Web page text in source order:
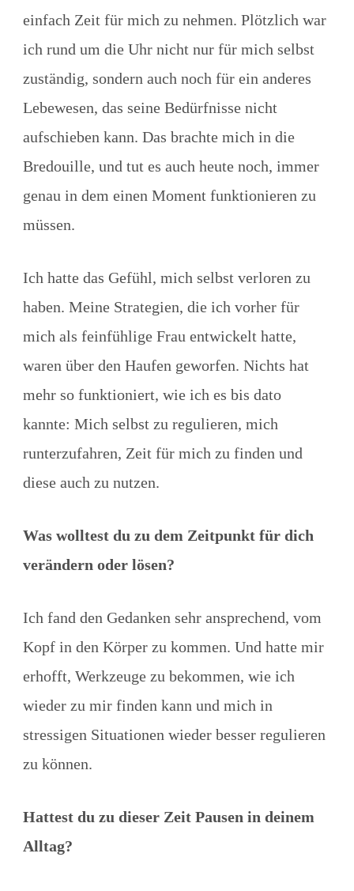
einfach Zeit für mich zu nehmen. Plötzlich war
ich rund um die Uhr nicht nur für mich selbst
zuständig, sondern auch noch für ein anderes
Lebewesen, das seine Bedürfnisse nicht
aufschieben kann. Das brachte mich in die
Bredouille, und tut es auch heute noch, immer
genau in dem einen Moment funktionieren zu
müssen.
Ich hatte das Gefühl, mich selbst verloren zu
haben. Meine Strategien, die ich vorher für
mich als feinfühlige Frau entwickelt hatte,
waren über den Haufen geworfen. Nichts hat
mehr so funktioniert, wie ich es bis dato
kannte: Mich selbst zu regulieren, mich
runterzufahren, Zeit für mich zu finden und
diese auch zu nutzen.
Was wolltest du zu dem Zeitpunkt für dich
verändern oder lösen?
Ich fand den Gedanken sehr ansprechend, vom
Kopf in den Körper zu kommen. Und hatte mir
erhofft, Werkzeuge zu bekommen, wie ich
wieder zu mir finden kann und mich in
stressigen Situationen wieder besser regulieren
zu können.
Hattest du zu dieser Zeit Pausen in deinem
Alltag?